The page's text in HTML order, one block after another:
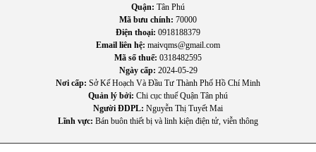
Quận: Tân Phú
Mã bưu chính: 70000
Điện thoại: 0918188379
Email liên hệ: maivqms@gmail.com
Mã số thuế: 0318482595
Ngày cấp: 2024-05-29
Nơi cấp: Sở Kế Hoạch Và Đầu Tư Thành Phố Hồ Chí Minh
Quản lý bởi: Chi cục thuế Quận Tân phú
Người ĐDPL: Nguyễn Thị Tuyết Mai
Lĩnh vực: Bán buôn thiết bị và linh kiện điện tử, viễn thông